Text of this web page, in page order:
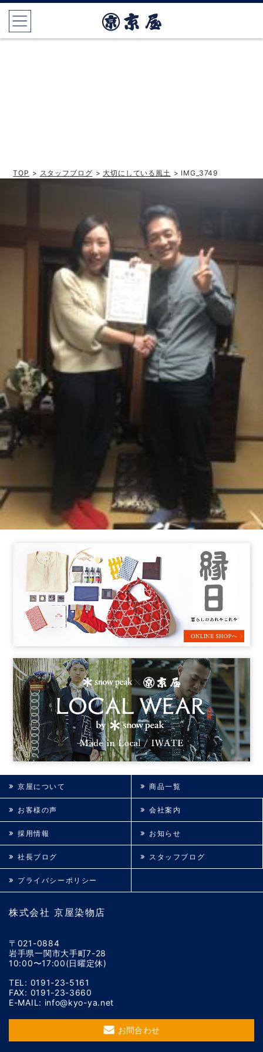
TOP > スタッフブログ > 大切にしている風土 > IMG_3749
株式会社 京屋染物店
〒021-0884
岩手県一関市大手町7-28
10:00〜17:00(日曜定休)
TEL: 0191-23-5161
FAX: 0191-23-3660
E-MAIL: info@kyo-ya.net
お問合わせ
京屋について 商品一覧
お客様の声 会社案内
採用情報 お知らせ
社長ブログ スタッフブログ
プライバシーポリシー